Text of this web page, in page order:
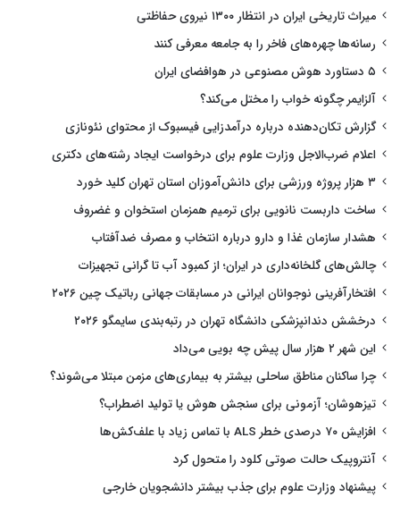
میراث تاریخی ایران در انتظار ۱۳۰۰ نیروی حفاظتی
رسانه‌ها چهره‌های فاخر را به جامعه معرفی کنند
۵ دستاورد هوش مصنوعی در هوافضای ایران
آلزایمر چگونه خواب را مختل می‌کند؟
گزارش تکان‌دهنده درباره درآمدزایی فیسبوک از محتوای نئونازی
اعلام ضرب‌الاجل وزارت علوم برای درخواست ایجاد رشته‌های دکتری
۳ هزار پروژه ورزشی برای دانش‌آموزان استان تهران کلید خورد
ساخت داربست نانویی برای ترمیم همزمان استخوان و غضروف
هشدار سازمان غذا و دارو درباره انتخاب و مصرف ضدآفتاب
چالش‌های گلخانه‌داری در ایران؛ از کمبود آب تا گرانی تجهیزات
افتخارآفرینی نوجوانان ایرانی در مسابقات جهانی رباتیک چین ۲۰۲۶
درخشش دندانپزشکی دانشگاه تهران در رتبه‌بندی سایمگو ۲۰۲۶
این شهر ۲ هزار سال پیش چه بویی می‌داد
چرا ساکنان مناطق ساحلی بیشتر به بیماری‌های مزمن مبتلا می‌شوند؟
تیزهوشان؛ آزمونی برای سنجش هوش یا تولید اضطراب؟
افزایش ۷۰ درصدی خطر ALS با تماس زیاد با علف‌کش‌ها
آنتروپیک حالت صوتی کلود را متحول کرد
پیشنهاد وزارت علوم برای جذب بیشتر دانشجویان خارجی